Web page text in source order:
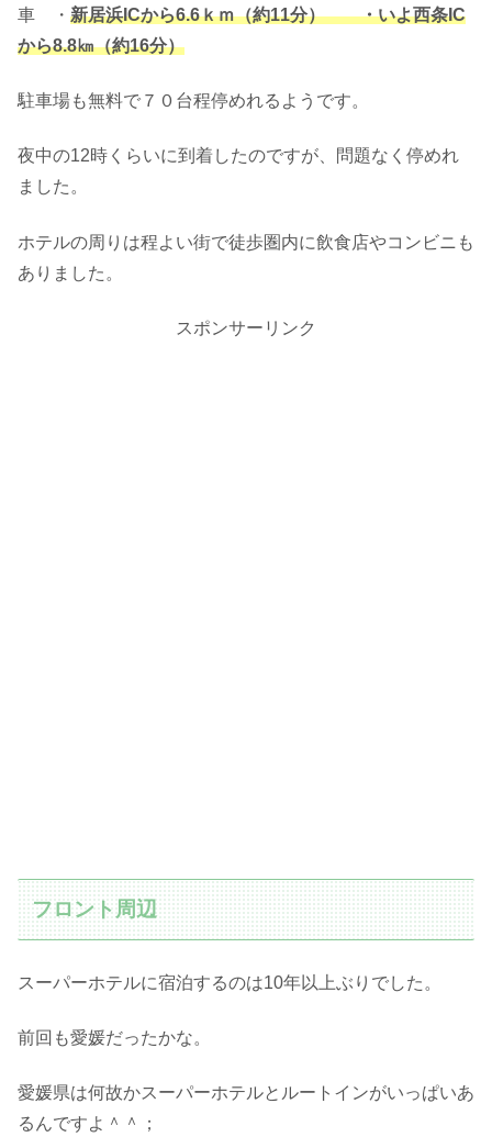
車 ・ 新居浜ICから6.6ｋｍ（約11分） ・いよ西条IC
から8.8㎞（約16分）
駐車場も無料で７０台程停めれるようです。
夜中の12時くらいに到着したのですが、問題なく停めれ
ました。
ホテルの周りは程よい街で徒歩圏内に飲食店やコンビニも
ありました。
スポンサーリンク
フロント周辺
スーパーホテルに宿泊するのは10年以上ぶりでした。
前回も愛媛だったかな。
愛媛県は何故かスーパーホテルとルートインがいっぱいあ
るんですよ＾＾；